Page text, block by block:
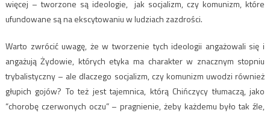
więcej – tworzone są ideologie, jak socjalizm, czy komunizm, które
ufundowane są na ekscytowaniu w ludziach zazdrości.
Warto zwrócić uwagę, że w tworzenie tych ideologii angażowali się i
angażują Żydowie, których etyka ma charakter w znacznym stopniu
trybalistyczny – ale dlaczego socjalizm, czy komunizm uwodzi również
głupich gojów? To też jest tajemnica, którą Chińczycy tłumaczą, jako
“chorobę czerwonych oczu” – pragnienie, żeby każdemu było tak źle,